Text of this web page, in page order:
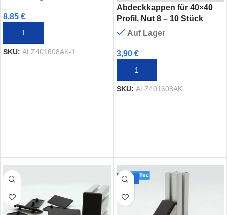
8,85 €
IN DEN WARENKORB
SKU: ALZ401608AK-1
Abdeckkappen für 40×40
Profil, Nut 8 – 10 Stück
Auf Lager
3,90 €
IN DEN WARENKORB
SKU: ALZ401608AK
-54%